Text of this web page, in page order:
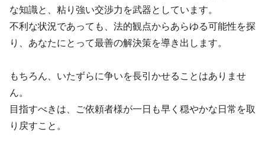
な知識と、粘り強い交渉力を武器としています。
不利な状況であっても、法的観点からあらゆる可能性を探
り、あなたにとって最善の解決策を導き出します。
もちろん、いたずらに争いを長引かせることはありませ
ん。
目指すべきは、ご依頼者様が一日も早く穏やかな日常を取
り戻すこと。